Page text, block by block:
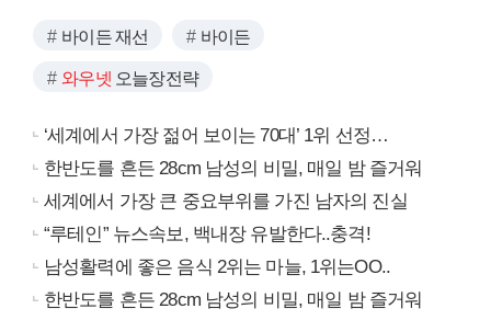
바이든 재선 바이든
와우넷 오늘장전략
‘세계에서 가장 젊어 보이는 70대’ 1위 선정…
한반도를 흔든 28cm 남성의 비밀, 매일 밤 즐거워
세계에서 가장 큰 중요부위를 가진 남자의 진실
“루테인” 뉴스속보, 백내장 유발한다..충격!
남성활력에 좋은 음식 2위는 마늘, 1위는OO..
한반도를 흔든 28cm 남성의 비밀, 매일 밤 즐거워